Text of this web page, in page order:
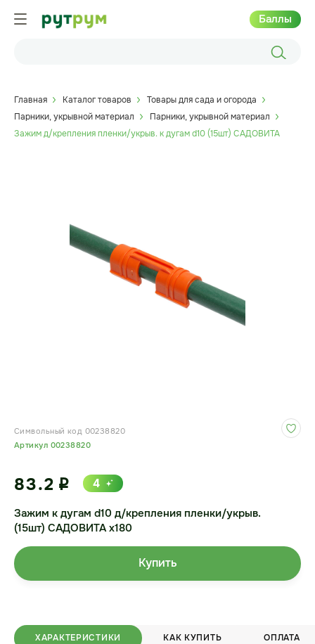
Баллы
Главная Каталог товаров
Товары для сада и огорода
Парники, укрывной материал
Парники, укрывной материал
Зажим д/крепления пленки/укрыв. к дугам d10 (15шт) САДОВИТА
ХАРАКТЕРИСТИКИ КАК КУПИТЬ ОПЛАТА
Символьный код 00238820
Артикул 00238820
Зажим к дугам d10 д/крепления пленки/укрыв.
(15шт) САДОВИТА х180
83.2 i 4
Купить